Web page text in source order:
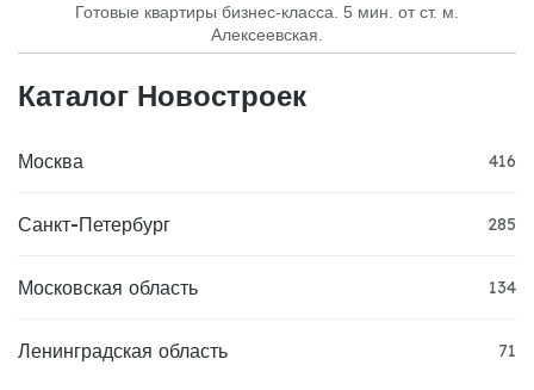
Готовые квартиры бизнес-класса. 5 мин. от ст. м.
Алексеевская.
Каталог Новостроек
Москва 416
Санкт-Петербург 285
Московская область 134
Ленинградская область 71